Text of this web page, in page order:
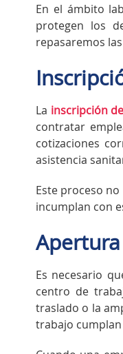
En el ámbito
protegen los
repasaremos
La inscripción
contratar
cotizaciones
asistencia
Este proceso
incumplan con
Es necesario
centro de
traslado o la
trabajo